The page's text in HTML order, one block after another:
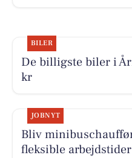
BILER
De billigste biler i
kr
JOBNYT
Bliv
fleksible